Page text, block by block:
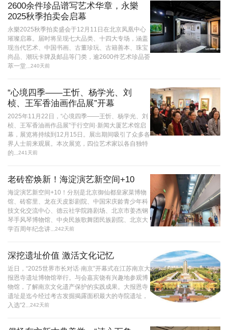
2600余件珍品谱写艺术华章，永樂
2025秋季拍卖会启幕
永樂2025秋季拍卖盛会于12月11日在北京凤凰中心
璀璨启幕。届时将呈现七大品类、十四大专场，涵盖
现当代艺术、中国书画、古董珍玩、古籍善本、珠宝
尚品、潮玩卡牌及邮品等门类，逾2600件艺术珍品荟
萃一堂...
240天前
“心境四季——王忻、杨学光、刘
桢、王军香油画作品展”开幕
2025年11月22日，“心境四季——王忻、杨学光、刘
桢、王军香油画作品展”于行空间·新闻大厦艺术馆启
幕，展览将持续到12月15日。展出期间吸引了众多各
界人士前来观展。本次展览，四位艺术家以各自独特
的...
241天前
老砖窑焕新！海淀演艺新空间+10
海淀演艺新空间+10！分别是北京御仙都皇家菜博物
馆、砖窑里、龙在天皮影剧院、中国宋庆龄青少年科
技文化交流中心、德云社学院路剧场、北京市姜杰钢
琴手风琴博物馆、中央民族歌舞团民族剧院、北京大
学百周年纪念讲...
242天前
深挖遗址价值 激活文化记忆
近日，“2025世界市长对话·南京”开幕式在江苏南京大
报恩寺遗址博物馆举行。与会嘉宾饶有兴趣地参观博
物馆，了解南京文化遗产保护的实践成果。大报恩寺
遗址是迄今经过考古发掘揭露面积最大的寺院遗址，
入选“2...
242天前